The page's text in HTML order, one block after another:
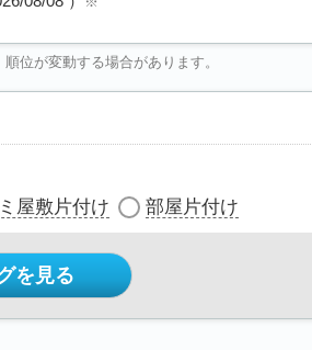
位が変動する場合があります。
屋敷片付け 部屋片付け
を見る